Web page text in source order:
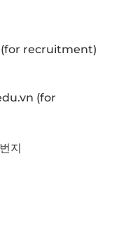
(for recruitment)
(for
지